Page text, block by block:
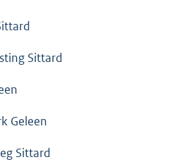
Sittard
Geleen
Sittard